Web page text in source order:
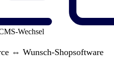
Wechsel
⇔ Wunsch-Shopsoftware